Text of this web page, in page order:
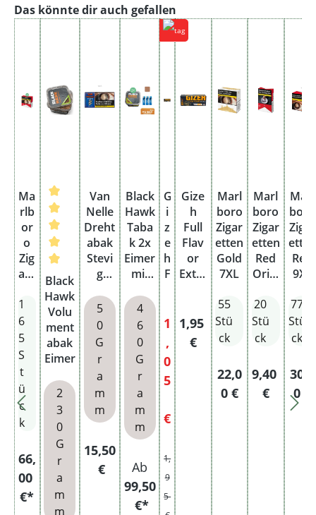
Produktgalerie überspringen
Das könnte dir auch gefallen
Ma
rlb
or
o
Zig
are
Re
d
7X
L
Sta
ng
e
1
6
5
S
t
ü
c
k
66,
00
€*
Durchschnittliche Bewertung von 5 von 5 Sternen
Black
Hawk
Volu
ment
abak
Eimer
2
3
0
G
r
a
m
m
Van
Nelle
Dreht
abak
Stevi
g
ware
Pouc
h
5
0
G
r
a
m
m
Regulärer Preis:
15,50
€
Black
Hawk
Taba
k 2x
Eimer
mit
baren
Filter
hülse
n
4
6
0
G
r
a
m
m
Ab
99,50
€*
G
i
z
e
h
F
F
a
v
o
E
x
r
a
S
Verkaufspreis:
1
,
0
5
€
Regulärer Preis:
1,
9
5
Gize
h
Full
Flav
or
Extra
hüls
en
Schw
Regulärer Preis:
1,95
€
Marl
boro
Zigar
etten
Gold
7XL
55
Stü
ck
Regulärer Preis:
22,0
0 €
Marl
boro
Zigar
etten
Red
Origi
Pack
20
Stü
ck
Regulärer
9,40
€
Marl
boro
Zigar
etten
Red
9XL
77
Stü
ck
30,0
0 €